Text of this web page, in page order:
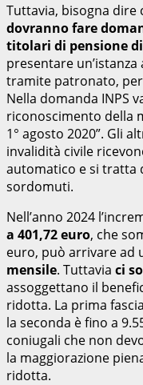
Tuttavia, bisogna dire
dovranno fare
titolari di pensione
presentare un’istanza
tramite patronato,
Nella domanda INPS
riconoscimento della
1° agosto 2020”. Gli
invalidità civile
automatico e si tratta
sordomuti.
Nell’anno 2024
a 401,72 euro, che
euro, può arrivare ad
mensile. Tuttavia ci
assoggettano il
ridotta. La prima
la seconda è fino a
coniugali che non
la maggiorazione
ridotta.